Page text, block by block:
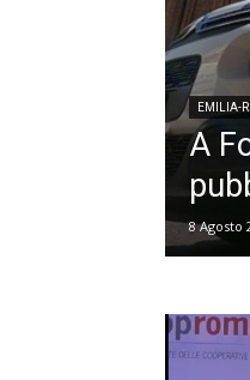
EMILIA-
A
8 Agosto